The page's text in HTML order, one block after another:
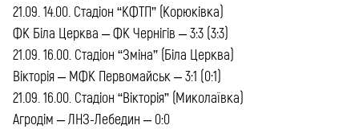
21.09. 14.00. Стадіон “КФТП” (Корюківка)
ФК Біла Церква – ФК Чернігів – 3:3 (3:3)
21.09. 16.00. Стадіон “Зміна” (Біла Церква)
Вікторія – МФК Первомайськ – 3:1 (0:1)
21.09. 16.00. Стадіон “Вікторія” (Миколаївка)
Агродім – ЛНЗ-Лебедин – 0:0